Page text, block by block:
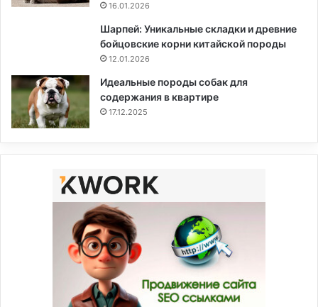
16.01.2026
Шарпей: Уникальные складки и древние
бойцовские корни китайской породы
12.01.2026
Идеальные породы собак для
содержания в квартире
17.12.2025